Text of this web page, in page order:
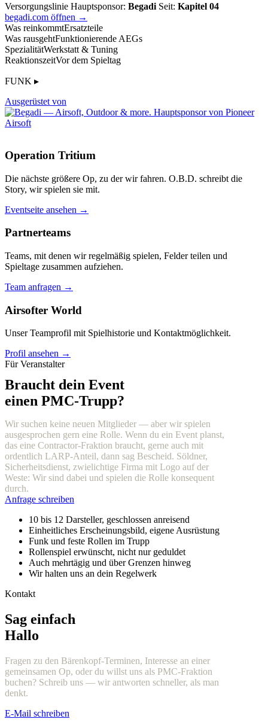
Versorgungslinie Hauptsponsor: Begadi Seit: Kapitel 04
begadi.com öffnen →
Was reinkommtErsatzteile
Was rausgehtFunktionierende AEGs
SpezialitätWerkstatt & Tuning
ReaktionszeitVor dem Spieltag
FUNK ▸
Ausgerüstet von
Operation Tritium
Die nächste größere Op, zu der wir fahren. O.B.D. schreibt die
Story, wir spielen sie mit.
Eventseite ansehen →
Partnerteams
Teams, mit denen wir regelmäßig spielen, Felder teilen und
Spieltage zusammen aufziehen.
Team anfragen →
Airsofter World
Unser Teamprofil mit Spielhistorie und Kontaktmöglichkeit.
Profil ansehen →
Für Veranstalter
Braucht dein Event
einen PMC-Trupp?
Wir suchen keine neuen Mitglieder — aber wir spielen
ausgesprochen gern eine Rolle. Wenn du ein Event planst,
das eine Contractor-Fraktion braucht, gerne auch mit
ordentlich LARP-Anteil, dann sag Bescheid. Söldner,
Sicherheitsdienst, zwielichtige Firma mit Logo auf der
Weste: Wir sind dabei und spielen die Rolle konsequent
durch.
Anfrage schreiben
10 bis 12 Darsteller, geschlossen anreisend
Einheitliches Erscheinungsbild, eigene Ausrüstung
Funk und feste Rollen im Trupp
Rollenspiel erwünscht, nicht nur geduldet
Auch mehrtägig und über Grenzen hinweg
Wir halten uns an dein Regelwerk
Kontakt
Sag einfach
Hallo
Fragen zu den Bärenkopf-Terminen, Interesse an einer
gemeinsamen Op, oder du willst uns als PMC-Fraktion
buchen? Schreib uns — wir antworten schneller, als man
denkt.
E-Mail schreiben